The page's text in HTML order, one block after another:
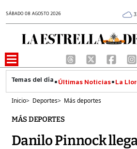
SÁBADO 08 AGOSTO 2026
Últimas Noticias La
Inicio> Deportes> Más deportes
MÁS DEPORTES
Danilo Pinnock